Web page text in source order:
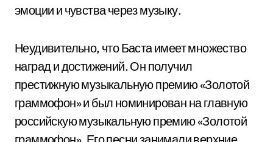
эмоции и чувства через музыку.
Неудивительно, что Баста имеет множество
наград и достижений. Он получил
престижную музыкальную премию «Золотой
граммофон» и был номинирован на главную
российскую музыкальную премию «Золотой